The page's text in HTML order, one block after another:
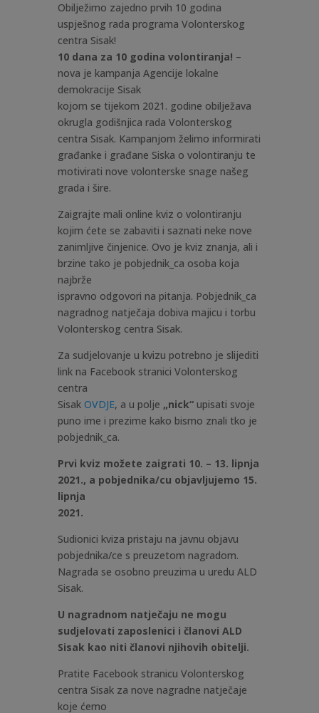
Obilježimo zajedno prvih 10 godina
uspješnog rada programa Volonterskog
centra Sisak!
10 dana za 10 godina volontiranja! –
nova je kampanja Agencije lokalne
demokracije Sisak
kojom se tijekom 2021. godine obilježava
okrugla godišnjica rada Volonterskog
centra Sisak. Kampanjom želimo informirati
građanke i građane Siska o volontiranju te
motivirati nove volonterske snage našeg
grada i šire.
Zaigrajte mali online kviz o volontiranju
kojim ćete se zabaviti i saznati neke nove
zanimljive činjenice. Ovo je kviz znanja, ali i
brzine tako je pobjednik_ca osoba koja
najbrže
ispravno odgovori na pitanja. Pobjednik_ca
nagradnog natječaja dobiva majicu i torbu
Volonterskog centra Sisak.
Za sudjelovanje u kvizu potrebno je slijediti
link na Facebook stranici Volonterskog
centra
Sisak OVDJE, a u polje „nick“upisati svoje
puno ime i prezime kako bismo znali tko je
pobjednik_ca.
Prvi kviz možete zaigrati 10. – 13. lipnja
2021., a pobjednika/cu objavljujemo 15.
lipnja
2021.
Sudionici kviza pristaju na javnu objavu
pobjednika/ce s preuzetom nagradom.
Nagrada se osobno preuzima u uredu ALD
Sisak.
U nagradnom natječaju ne mogu
sudjelovati zaposlenici i članovi ALD
Sisak kao niti članovi njihovih obitelji.
Pratite Facebook stranicu Volonterskog
centra Sisak za nove nagradne natječaje
koje ćemo